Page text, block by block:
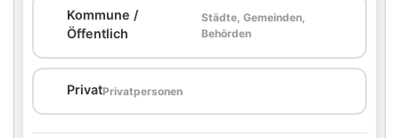
Kommune /
Öffentlich
Städte, Gemeinden,
Behörden
PrivatPrivatpersonen